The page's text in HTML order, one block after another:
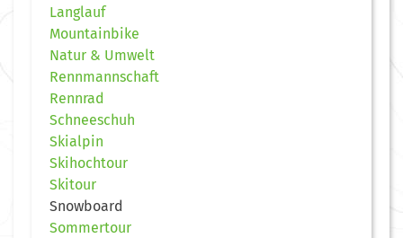
Langlauf
Mountainbike
Natur & Umwelt
Rennmannschaft
Rennrad
Schneeschuh
Skialpin
Skihochtour
Skitour
Snowboard
Sommertour